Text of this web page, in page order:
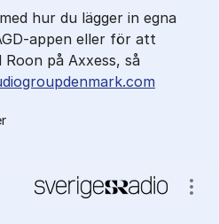
hur du lägger in egna
appen eller för att
Roon på Axxess, så